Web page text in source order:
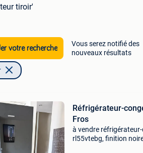
tiroir'
votre recherche
Vous serez notifié des
nouveaux résultats
Réfrigérateur-
Fros
à vendre
rl55vtebg, finition